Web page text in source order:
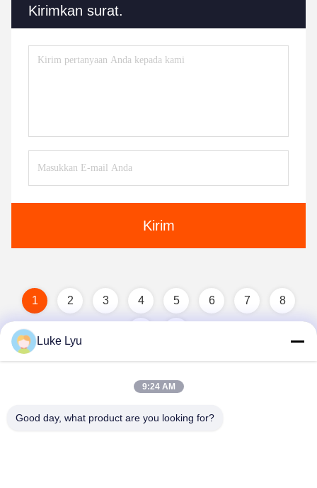
Kirimkan surat.
Kirim
1 2 3 4 5 6 7 8
Luke Lyu
9:24 AM
Good day, what product are you looking for?